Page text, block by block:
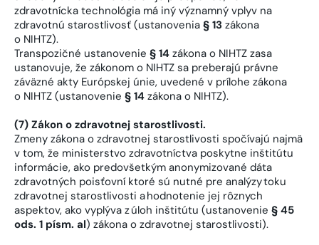
zdravotnícka technológia má iný významný vplyv na
zdravotnú starostlivosť (ustanovenia § 13 zákona
o NIHTZ).
Transpozičné ustanovenie § 14 zákona o NIHTZ zasa
ustanovuje, že zákonom o NIHTZ sa preberajú právne
záväzné akty Európskej únie, uvedené v prílohe zákona
o NIHTZ (ustanovenie § 14 zákona o NIHTZ).
(7) Zákon o zdravotnej starostlivosti.
Zmeny zákona o zdravotnej starostlivosti spočívajú najmä
v tom, že ministerstvo zdravotníctva poskytne inštitútu
informácie, ako predovšetkým anonymizované dáta
zdravotných poisťovní ktoré sú nutné pre analýzy toku
zdravotnej starostlivosti a hodnotenie jej rôznych
aspektov, ako vyplýva z úloh inštitútu (ustanovenie § 45
ods. 1 písm. al) zákona o zdravotnej starostlivosti).